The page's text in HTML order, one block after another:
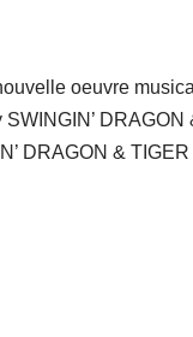
oeuvre
DRAGON
DRAGON & TIGER